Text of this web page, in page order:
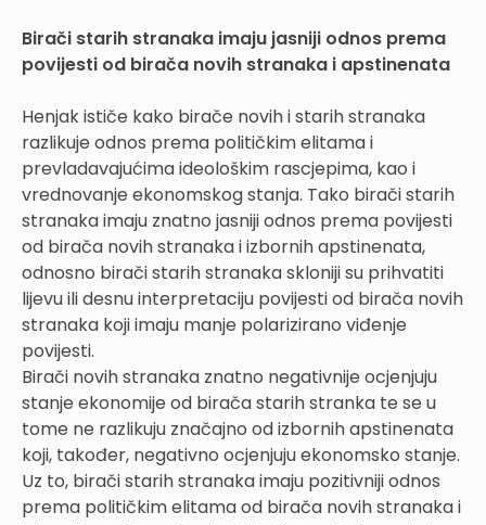
Birači starih stranaka imaju jasniji odnos prema
povijesti od birača novih stranaka i apstinenata
Henjak ističe kako birače novih i starih stranaka
razlikuje odnos prema političkim elitama i
prevladavajućima ideološkim rascjepima, kao i
vrednovanje ekonomskog stanja. Tako birači starih
stranaka imaju znatno jasniji odnos prema povijesti
od birača novih stranaka i izbornih apstinenata,
odnosno birači starih stranaka skloniji su prihvatiti
lijevu ili desnu interpretaciju povijesti od birača novih
stranaka koji imaju manje polarizirano viđenje
povijesti.
Birači novih stranaka znatno negativnije ocjenjuju
stanje ekonomije od birača starih stranka te se u
tome ne razlikuju značajno od izbornih apstinenata
koji, također, negativno ocjenjuju ekonomsko stanje.
Uz to, birači starih stranaka imaju pozitivniji odnos
prema političkim elitama od birača novih stranaka i